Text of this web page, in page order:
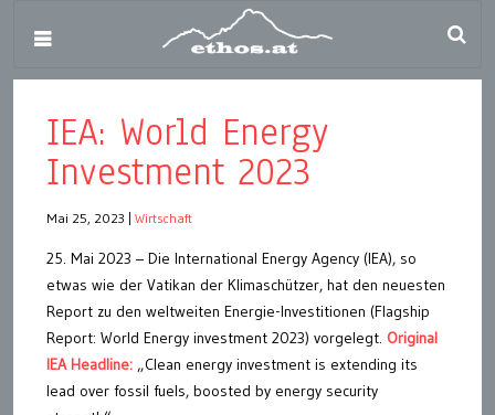
IEA: World Energy
Investment 2023
Mai 25, 2023 Wirtschaft
25. Mai 2023 – Die International Energy Agency (IEA), so
etwas wie der Vatikan der Klimaschützer, hat den neuesten
Report zu den weltweiten Energie-Investitionen (Flagship
Report: World Energy investment 2023) vorgelegt. Original
IEA Headline: „Clean energy investment is extending its
lead over fossil fuels, boosted by energy security